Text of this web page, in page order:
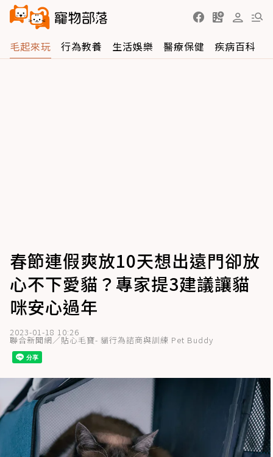
毛起來玩 行為教養 生活娛樂 醫療保健 疾病百科
春節連假爽放10天想出遠門卻放
心不下愛貓？專家提3建議讓貓
咪安心過年
2023-01-18 10:26
聯合新聞網／貼心毛寶- 貓行為諮商與訓練 Pet Buddy